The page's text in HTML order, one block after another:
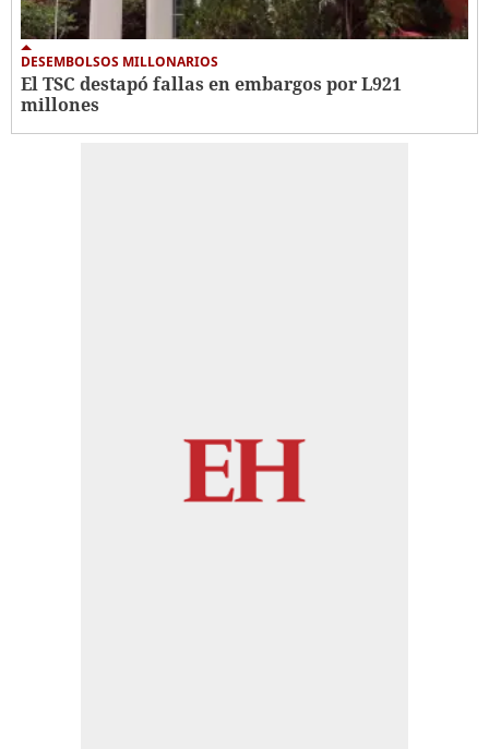
DESEMBOLSOS MILLONARIOS
El TSC destapó fallas en embargos por L921
millones